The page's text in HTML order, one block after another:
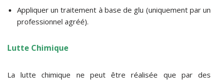
Appliquer un traitement à base de glu (uniquement par un
professionnel agréé).
Lutte Chimique
La lutte chimique ne peut être réalisée que par des